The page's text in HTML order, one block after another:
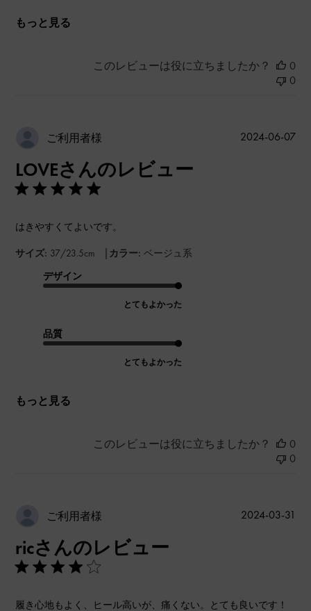
もっと見る
このレビューは役に立ちましたか？
0
0
ご利用者様
LOVEさんのレビュー
はきやすくてよいです。
サイズ: 37/23.5cm | カラー: ベージュ系
デザイン
とてもよかった
品質
とてもよかった
もっと見る
公
2024-06-07
このレビューは役に立ちましたか？
0
0
ご利用者様
ricさんのレビュー
履き心地もよく、ヒール高いが、痛くない。とても良いです！
2024-03-31